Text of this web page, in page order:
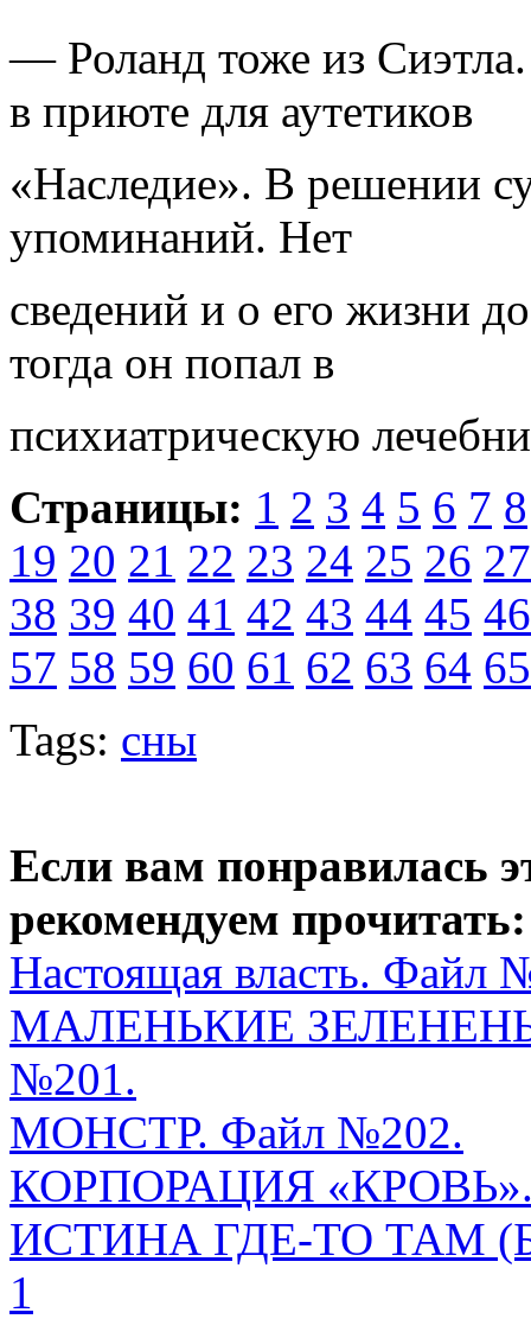
— Роланд тоже из
в приюте для аутетиков
«Наследие». В решении
упоминаний. Нет
сведений и о его жизни
тогда он попал в
психиатрическую
Страницы: 1 2 3 4 5 6 7 8
19 20 21 22 23 24 25 26 27
38 39 40 41 42 43 44 45 46
57 58 59 60 61 62 63 64 65
Tags: сны
Если вам понравилась
рекомендуем прочитать:
Настоящая власть. Файл
МАЛЕНЬКИЕ
№201.
МОНСТР. Файл №202.
КОРПОРАЦИЯ
ИСТИНА ГДЕ-ТО ТАМ
1